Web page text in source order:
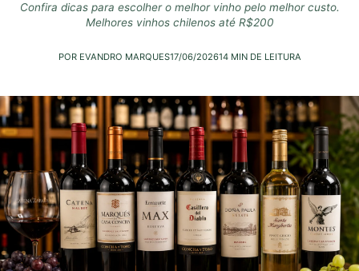
Confira dicas para escolher o melhor vinho pelo melhor custo.
Melhores vinhos chilenos até R$200
POR EVANDRO MARQUES17/06/202614 MIN DE LEITURA